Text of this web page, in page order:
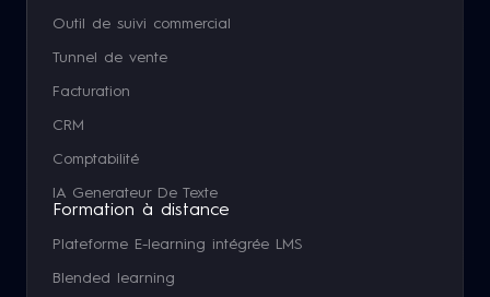
Outil de suivi commercial
Tunnel de vente
Facturation
CRM
Comptabilité
IA Generateur De Texte
Formation à distance
Plateforme E-learning intégrée LMS
Blended learning